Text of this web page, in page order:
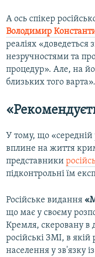
А ось спікер
Володимир
реаліях «доведеться
незручностями та
процедур». Але, на
близьких того варта».
У тому, що «середній
вплине на життя
представники
підконтрольні їм
Російське видання
що має у своєму
Кремля, скеровану в
російські ЗМІ, в
населення у зв'язку